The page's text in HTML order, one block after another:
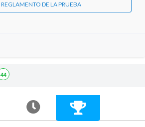
REGLAMENTO DE LA PRUEBA
44